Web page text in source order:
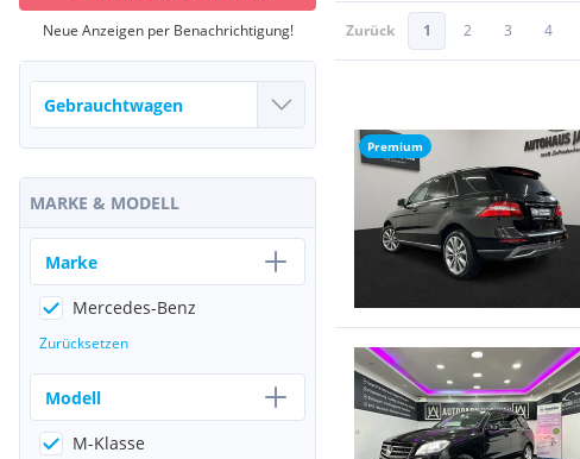
Zurück 1 2 3 4
Premium
Neue Anzeigen per Benachrichtigung!
MARKE & MODELL
Marke
Mercedes-Benz
Zurücksetzen
Modell
M-Klasse